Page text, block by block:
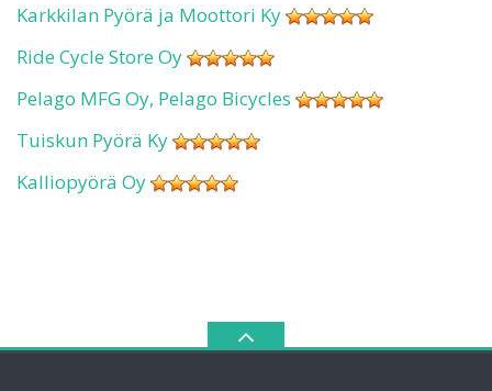
Karkkilan Pyörä ja Moottori Ky
Ride Cycle Store Oy
Pelago MFG Oy, Pelago Bicycles
Tuiskun Pyörä Ky
Kalliopyörä Oy